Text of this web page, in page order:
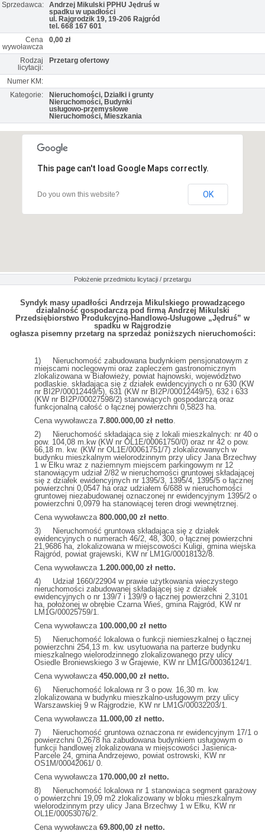
Sprzedawca:
Andrzej Mikulski PPHU Jędruś w
spadku w upadłości
ul. Rajgrodzik 19, 19-206 Rajgród
tel. 668 167 601
Cena
wywoławcza
0,00 zł
Rodzaj
licytacji:
Przetarg ofertowy
Numer KM:
Kategorie:
Nieruchomości, Działki i grunty
Nieruchomości, Budynki
usługowo-przemysłowe
Nieruchomości, Mieszkania
This page can't load Google Maps correctly.
Do you own this website? OK
Położenie przedmiotu licytacji / przetargu
Syndyk masy upadłości Andrzeja Mikulskiego prowadzącego
działalność gospodarczą pod firmą Andrzej Mikulski
Przedsiębiorstwo Produkcyjno-Handlowo-Usługowe „Jędruś” w
spadku w Rajgrodzie
ogłasza pisemny przetarg na sprzedaż poniższych nieruchomości:
1) Nieruchomość zabudowana budynkiem pensjonatowym z
miejscami noclegowymi oraz zapleczem gastronomicznym
zlokalizowana w Białowieży, powiat hajnowski, województwo
podlaskie. składająca się z działek ewidencyjnych o nr 630 (KW
nr BI2P/00012449/5), 631 (KW nr BI2P/00012449/5), 632 i 633
(KW nr BI2P/00027598/2) stanowiących gospodarczą oraz
funkcjonalną całość o łącznej powierzchni 0,5823 ha.
Cena wywoławcza 7.800.000,00 zł netto.
2) Nieruchomość składająca się z lokali mieszkalnych: nr 40 o
pow. 104,08 m.kw (KW nr OL1E/00061750/0) oraz nr 42 o pow.
66,18 m. kw. (KW nr OL1E/00061751/7) zlokalizowanych w
budynku mieszkalnym wielorodzinnym przy ulicy Jana Brzechwy
1 w Ełku wraz z naziemnym miejscem parkingowym nr 12
stanowiącym udział 2/82 w nieruchomości gruntowej składającej
się z działek ewidencyjnych nr 1395/3, 1395/4, 1395/5 o łącznej
powierzchni 0,0547 ha oraz udziałem 6/688 w nieruchomości
gruntowej niezabudowanej oznaczonej nr ewidencyjnym 1395/2 o
powierzchni 0,0979 ha stanowiącej teren drogi wewnętrznej.
Cena wywoławcza 800.000,00 zł netto.
3) Nieruchomość gruntowa składająca się z działek
ewidencyjnych o numerach 46/2, 48, 300, o łącznej powierzchni
21,9686 ha, zlokalizowana w miejscowości Kuligi, gmina wiejska
Rajgród, powiat grajewski, KW nr LM1G/00018132/8.
Cena wywoławcza 1.200.000,00 zł netto.
4) Udział 1660/22904 w prawie użytkowania wieczystego
nieruchomości zabudowanej składającej się z działek
ewidencyjnych o nr 139/7 i 139/9 o łącznej powierzchni 2,3101
ha, położonej w obrębie Czarna Wieś, gmina Rajgród, KW nr
LM1G/00025759/1.
Cena wywoławcza 100.000,00 zł netto
5) Nieruchomość lokalowa o funkcji niemieszkalnej o łącznej
powierzchni 254,13 m. kw. usytuowana na parterze budynku
mieszkalnego wielorodzinnego zlokalizowanego przy ulicy
Osiedle Broniewskiego 3 w Grajewie, KW nr LM1G/00036124/1.
Cena wywoławcza 450.000,00 zł netto.
6) Nieruchomość lokalowa nr 3 o pow. 16,30 m. kw.
zlokalizowana w budynku mieszkalno-usługowym przy ulicy
Warszawskiej 9 w Rajgrodzie, KW nr LM1G/00032203/1.
Cena wywoławcza 11.000,00 zł netto.
7) Nieruchomość gruntowa oznaczona nr ewidencyjnym 17/1 o
powierzchni 0,2678 ha zabudowana budynkiem usługowym o
funkcji handlowej zlokalizowana w miejscowości Jasienica-
Parcele 24, gmina Andrzejewo, powiat ostrowski, KW nr
OS1M/00042061/ 0.
Cena wywoławcza 170.000,00 zł netto.
8) Nieruchomość lokalowa nr 1 stanowiąca segment garażowy
o powierzchni 19,09 m2 zlokalizowany w bloku mieszkalnym
wielorodzinnym przy ulicy Jana Brzechwy 1 w Ełku, KW nr
OL1E/00053076/2.
Cena wywoławcza 69.800,00 zł netto.